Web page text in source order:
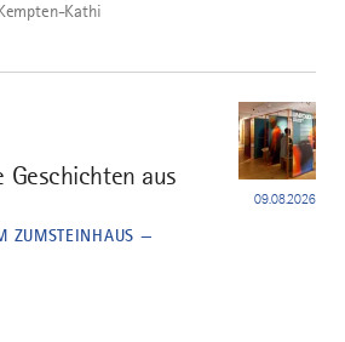
Kathi
aus
ZUMSTEINHAUS —
09.08.2026